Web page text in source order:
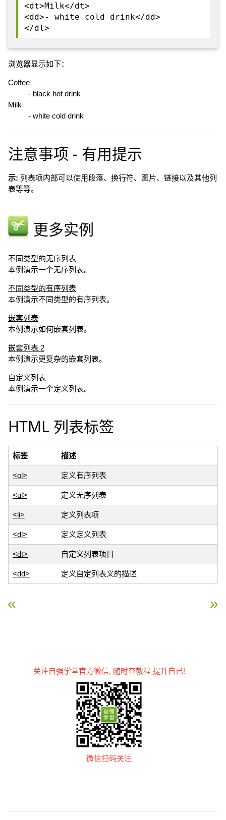
<dt>Milk</dt>
<dd>- white cold drink</dd>
</dl>
浏览器显示如下：
Coffee
- black hot drink
Milk
- white cold drink
注意事项 - 有用提示
示: 列表项内部可以使用段落、换行符、图片、链接以及其他列
表等等。
更多实例
不同类型的无序列表
本例演示一个无序列表。
不同类型的有序列表
本例演示不同类型的有序列表。
嵌套列表
本例演示如何嵌套列表。
嵌套列表 2
本例演示更复杂的嵌套列表。
自定义列表
本例演示一个定义列表。
HTML 列表标签
标签 描述
<ol> 定义有序列表
<ul> 定义无序列表
<li> 定义列表项
<dl> 定义定义列表
<dt> 自定义列表项目
<dd> 定义自定列表义的描述
« HTML 表格 HTML 区块 »
关注自强学堂官方微信, 随时查教程 提升自己!
微信扫码关注